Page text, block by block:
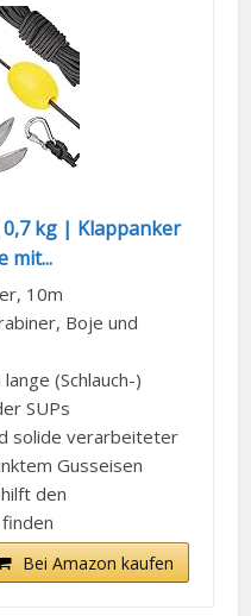
kg | Klappanker
mit...
10m
Boje und
(Schlauch-)
SUPs
solide verarbeiteter
Gusseisen
den
Bei Amazon kaufen